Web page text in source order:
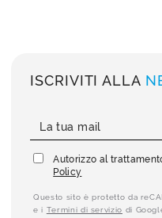
ISCRIVITI ALLA
Autorizzo al
Policy
Questo sito è protetto da
e i Termini di servizio di